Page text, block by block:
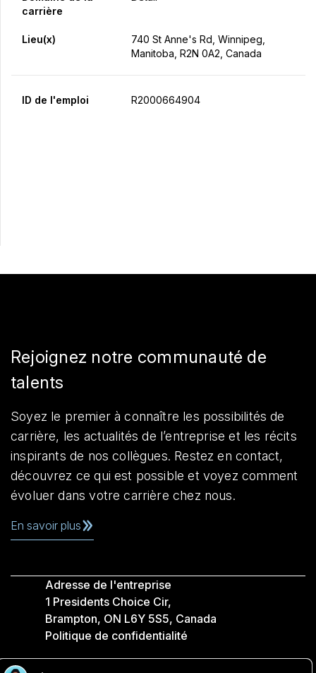
carrière
Lieu(x)
740 St Anne's Rd, Winnipeg,
Manitoba, R2N 0A2, Canada
ID de l'emploi R2000664904
Rejoignez notre communauté de
talents
Soyez le premier à connaître les possibilités de
carrière, les actualités de l’entreprise et les récits
inspirants de nos collègues. Restez en contact,
découvrez ce qui est possible et voyez comment
évoluer dans votre carrière chez nous.
En savoir plus
Adresse de l'entreprise
1 Presidents Choice Cir,
Brampton, ON L6Y 5S5, Canada
Politique de confidentialité